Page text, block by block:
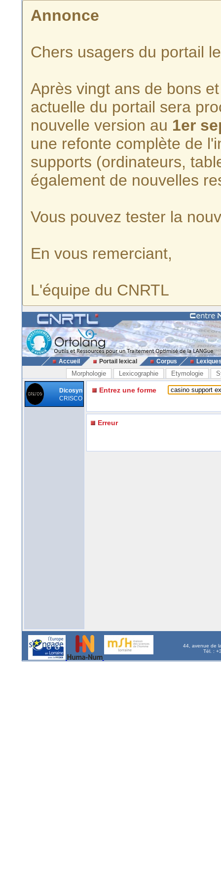
Annonce
Chers usagers du portail
Après vingt ans de bons
actuelle du portail sera
nouvelle version au 1er
une refonte complète de
supports (ordinateurs,
également de nouvelles
Vous pouvez tester la
En vous remerciant,
L'équipe du CNRTL
Accueil Portail lexical Corpus
Morphologie Lexicographie Etymologie
Dicosyn
CRISCO
Entrez une forme
Erreur
44, avenue de
Tél. :